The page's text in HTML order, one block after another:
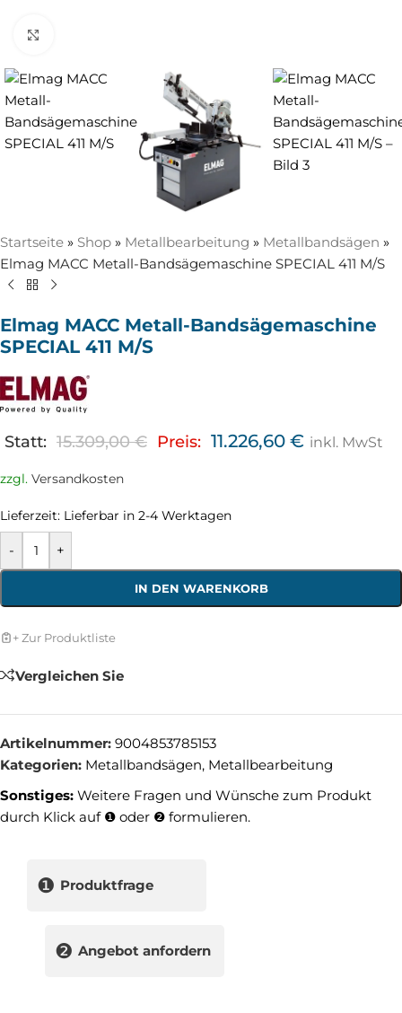
Startseite » Shop » Metallbearbeitung » Metallbandsägen »
Elmag MACC Metall-Bandsägemaschine SPECIAL 411 M/S
Elmag MACC Metall-Bandsägemaschine
SPECIAL 411 M/S
Statt: 15.309,00€ Preis: 11.226,60 € inkl. MwSt
zzgl. Versandkosten
Lieferzeit: Lieferbar in 2-4 Werktagen
- +
IN DEN WARENKORB
+ Zur Produktliste
Vergleichen Sie
Artikelnummer: 9004853785153
Kategorien: Metallbandsägen, Metallbearbeitung
Sonstiges: Weitere Fragen und Wünsche zum Produkt
durch Klick auf ❶ oder ❷ formulieren.
❶ Produktfrage
❷ Angebot anfordern